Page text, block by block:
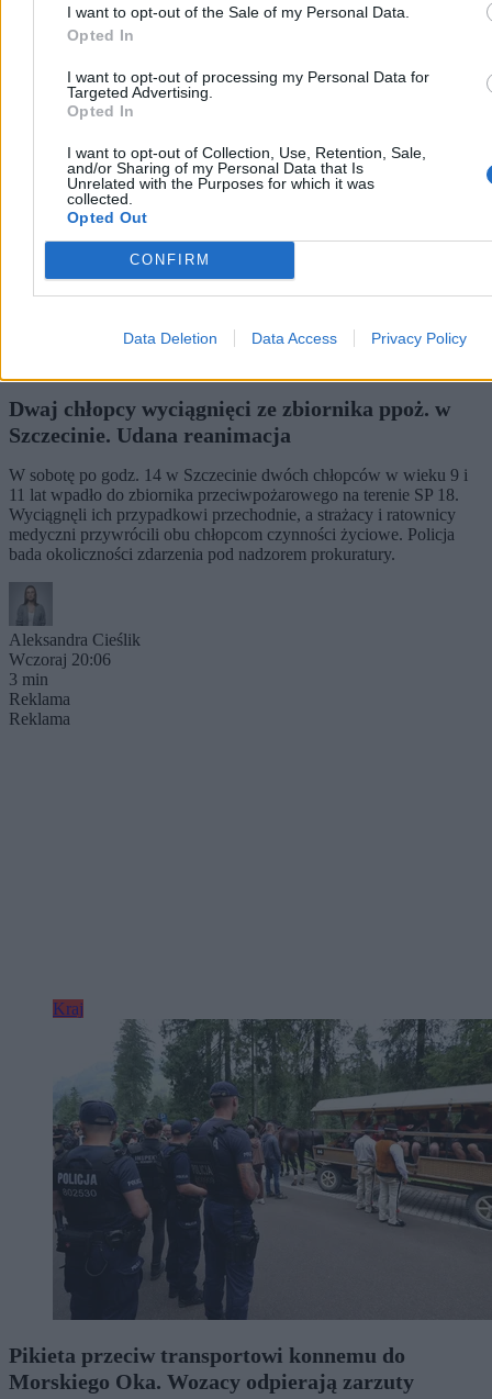
I want to opt-out of the Sale of my Personal Data.
Opted In
I want to opt-out of processing my Personal Data for
Targeted Advertising.
Opted In
I want to opt-out of Collection, Use, Retention, Sale,
and/or Sharing of my Personal Data that Is
Unrelated with the Purposes for which it was
collected.
Opted Out
CONFIRM
Data Deletion Data Access Privacy Policy
Dzisiaj 06:01
Dwaj chłopcy wyciągnięci ze zbiornika ppoż. w
Szczecinie. Udana reanimacja
W sobotę po godz. 14 w Szczecinie dwóch chłopców w wieku 9 i
11 lat wpadło do zbiornika przeciwpożarowego na terenie SP 18.
Wyciągnęli ich przypadkowi przechodnie, a strażacy i ratownicy
medyczni przywrócili obu chłopcom czynności życiowe. Policja
bada okoliczności zdarzenia pod nadzorem prokuratury.
Aleksandra Cieślik
Wczoraj 20:06
3 min
Reklama
Reklama
Kraj
Pikieta przeciw transportowi konnemu do
Morskiego Oka. Wozacy odpierają zarzuty